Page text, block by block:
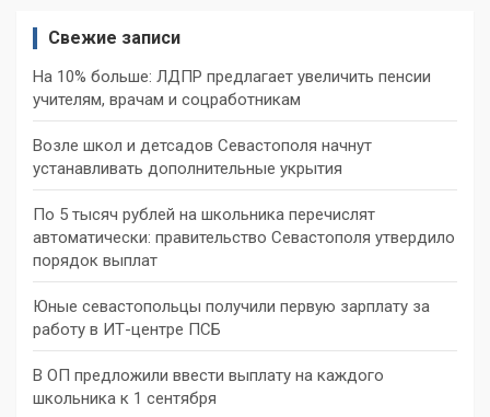
Свежие записи
На 10% больше: ЛДПР предлагает увеличить пенсии
учителям, врачам и соцработникам
Возле школ и детсадов Севастополя начнут
устанавливать дополнительные укрытия
По 5 тысяч рублей на школьника перечислят
автоматически: правительство Севастополя утвердило
порядок выплат
Юные севастопольцы получили первую зарплату за
работу в ИТ-центре ПСБ
В ОП предложили ввести выплату на каждого
школьника к 1 сентября